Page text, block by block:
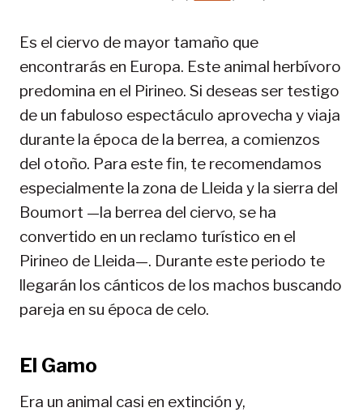
Es el ciervo de mayor tamaño que
encontrarás en Europa. Este animal herbívoro
predomina en el Pirineo. Si deseas ser testigo
de un fabuloso espectáculo aprovecha y viaja
durante la época de la berrea, a comienzos
del otoño. Para este fin, te recomendamos
especialmente la zona de Lleida y la sierra del
Boumort —la berrea del ciervo, se ha
convertido en un reclamo turístico en el
Pirineo de Lleida—. Durante este periodo te
llegarán los cánticos de los machos buscando
pareja en su época de celo.
El Gamo
Era un animal casi en extinción y,